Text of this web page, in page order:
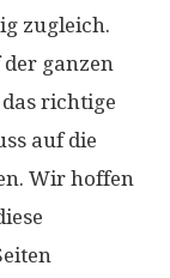
zugleich.
der ganzen
richtige
auf die
Wir hoffen